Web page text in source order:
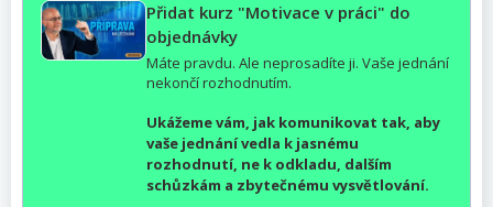
Přidat kurz "Motivace v práci" do
objednávky
Máte pravdu. Ale neprosadíte ji. Vaše jednání
nekončí rozhodnutím.
Ukážeme vám, jak komunikovat tak, aby
vaše jednání vedla k jasnému
rozhodnutí, ne k odkladu, dalším
schůzkám a zbytečnému vysvětlování.